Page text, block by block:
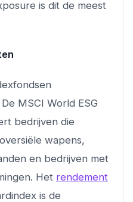
is dit de meest
MSCI World ESG
bedrijven die
wapens,
en bedrijven met
Het rendement
is de